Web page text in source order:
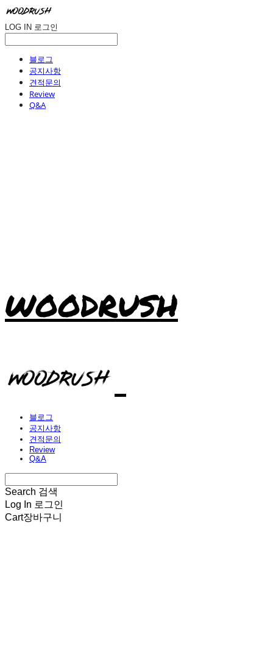
LOG IN 로그인
블로그
공지사항
견적문의
Review
Q&A
WOODRUSH
블로그
공지사항
견적문의
Review
Q&A
Search 검색
Log In 로그인
Cart장바구니